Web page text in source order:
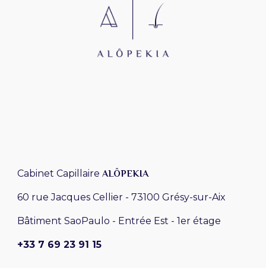
Cabinet Capillaire ALÔPEKIA
60 rue Jacques Cellier - 73100 Grésy-sur-Aix
Bâtiment SaoPaulo - Entrée Est - 1er étage
+33 7 69 23 91 15